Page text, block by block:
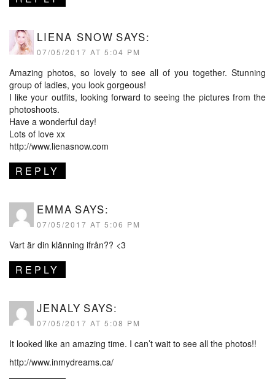
LIENA SNOW SAYS:
07/05/2017 AT 5:04 PM
Amazing photos, so lovely to see all of you together. Stunning
group of ladies, you look gorgeous!
I like your outfits, looking forward to seeing the pictures from the
photoshoots.
Have a wonderful day!
Lots of love xx
http://www.lienasnow.com
REPLY
EMMA SAYS:
07/05/2017 AT 5:06 PM
Vart är din klänning ifrån?? <3
REPLY
JENALY SAYS:
07/05/2017 AT 5:08 PM
It looked like an amazing time. I can’t wait to see all the photos!!
http://www.inmydreams.ca/